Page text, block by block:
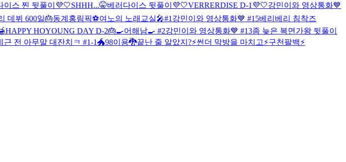
이스 찐 뒷풀이💜🤍SHHH...🤫베러다이스 뒷풀이💜🤍VERRERDISE D-1💜🤍강민이와 영상통화💙
데뷔 600일🎂동계홍림픽⚽️여노의 노래교실🎤#1 강민이와 영상통화💙 #15베리베리 침착즈
HAPPY HOYOUNG DAY D-2🎂🍳어해남🍳 #2강민이와 영상통화💙 #13좀 늦은 복면가왕 뒷풀이
근 전 아무말 대잔치ㅋ #1-1🐲98이용🐉끝난 줄 알았지?⚡️썬더 막방을 마치고⚡️구천팔백⚡️